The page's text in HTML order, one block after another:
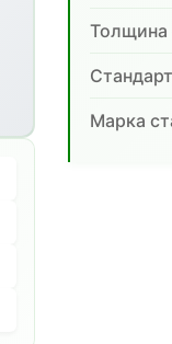
Толщина
Марка